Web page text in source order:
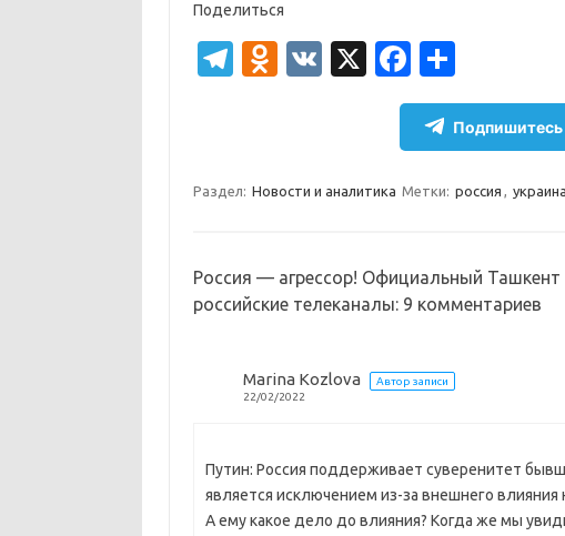
Поделиться
T
a
O
kl
sn
ik
V
X
Fa
c
e
o
k
т
п
а
и
т
Подпишитесь
Раздел: Новости и аналитика Метки: россия , украина
Россия — агрессор! Официальный
российские телеканалы: 9 комментариев
Marina Kozlova
Автор записи
22/02/2022
Путин: Россия поддерживает суверенитет
является исключением из-за внешнего влияния
А ему какое дело до влияния? Когда же мы